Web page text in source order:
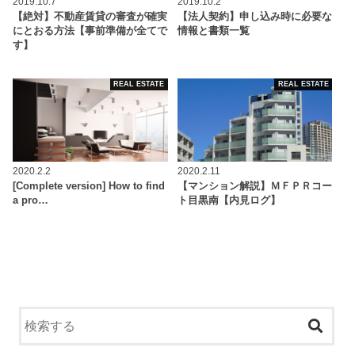
【絶対】不動産賃貸の審査が確実
にとおる方法【事前準備が全てで
す】
【法人契約】申し込み時に必要な
情報と書類一覧
REAL ESTATE
2020.2.2
[Complete version] How to find
a pro…
REAL ESTATE
2020.2.11
【マンション解説】ＭＦＰＲコー
ト目黒南【内見ログ】